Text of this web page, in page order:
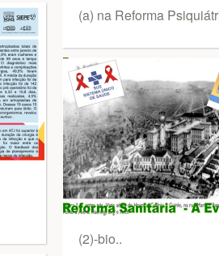
(a) na Reforma
(2)-bio..